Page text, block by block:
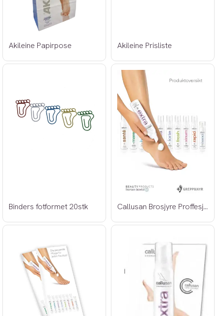
Akileine Papirpose Akileine Prisliste
Binders fotformet 20stk Callusan Brosjyre Proffesjonell